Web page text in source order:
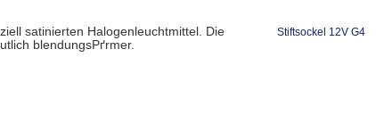
Stiftsockel 12V G4
satinierten Halogenleuchtmittel. Die
blendungsРґrmer.